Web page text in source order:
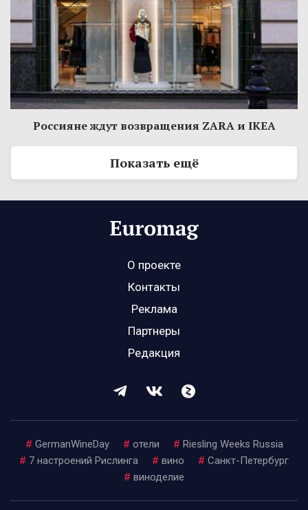
Россияне ждут возвращения ZARA и IKEA
Показать ещё
О проекте
Контакты
Реклама
Партнеры
Редакция
# GermanWineDay # отели # Riesling Weeks Russia
# 7 настроений Рислинга # вино # Санкт-Петербург
# виноделие